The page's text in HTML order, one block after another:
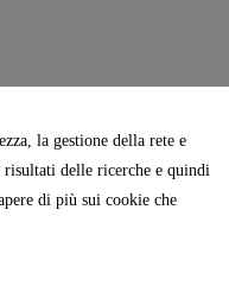
la gestione della rete e
risultati delle ricerche e quindi
di più sui cookie che